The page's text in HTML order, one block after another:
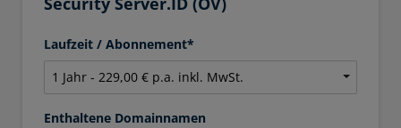
Laufzeit / Abonnement*
Enthaltene Domainnamen